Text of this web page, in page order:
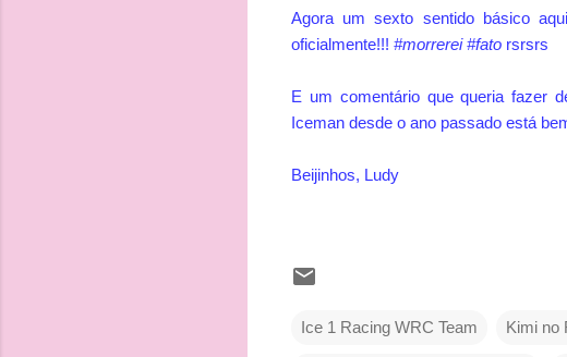
Agora um sexto sentido básico
oficialmente!!! #morrerei #fato rsrsrs
E um comentário que queria fazer
Iceman desde o ano passado está
Beijinhos, Ludy
Ice 1 Racing WRC Team Kimi no